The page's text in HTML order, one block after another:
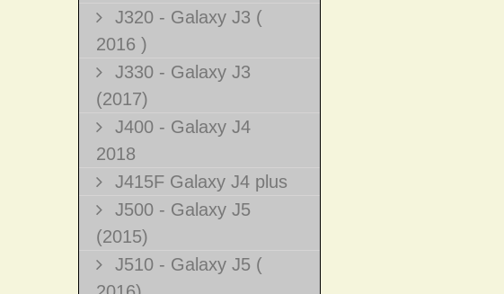
J320 - Galaxy J3 (
2016 )
J330 - Galaxy J3
(2017)
J400 - Galaxy J4
2018
J415F Galaxy J4 plus
J500 - Galaxy J5
(2015)
J510 - Galaxy J5 (